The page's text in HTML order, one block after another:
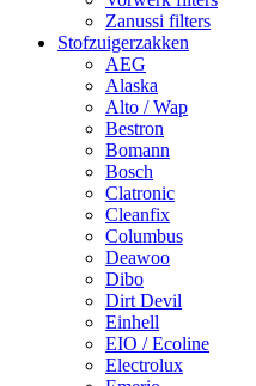
Zanussi filters
Stofzuigerzakken
AEG
Alaska
Alto / Wap
Bestron
Bomann
Bosch
Clatronic
Cleanfix
Columbus
Deawoo
Dibo
Dirt Devil
Einhell
EIO / Ecoline
Electrolux